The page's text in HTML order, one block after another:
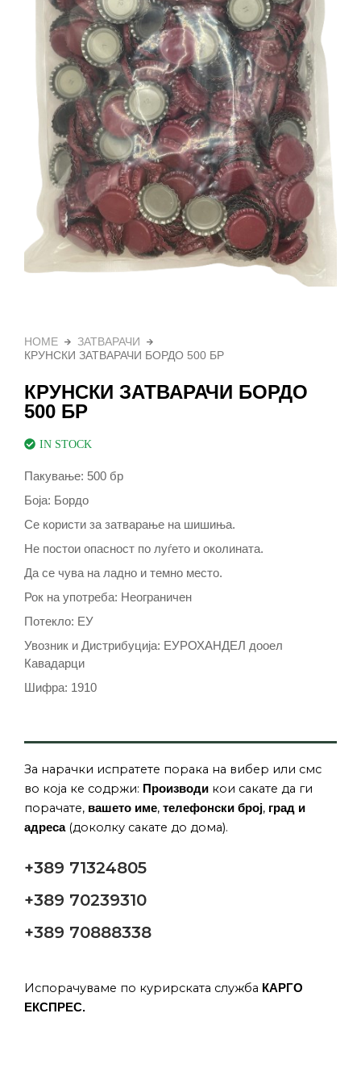
HOME
ЗАТВАРАЧИ
КРУНСКИ ЗАТВАРАЧИ БОРДО 500 БР
КРУНСКИ ЗАТВАРАЧИ БОРДО
500 БР
IN STOCK
Пакување: 500 бр
Боја: Бордо
Се користи за затварање на шишиња.
Не постои опасност по луѓето и околината.
Да се чува на ладно и темно место.
Рок на употреба: Неограничен
Потекло: ЕУ
Увозник и Дистрибуција: ЕУРОХАНДЕЛ дооел
Кавадарци
Шифра: 1910
За нарачки испратете порака на вибер или смс
во која ке содржи: Производи кои сакате да ги
порачате, вашето име, телефонски број, град и
адреса(доколку сакате до дома).
+389 71324805
+389 70239310
+389 70888338
Испорачуваме по курирската служба КАРГО
ЕКСПРЕС.